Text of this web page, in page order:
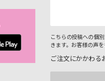
こちらの投稿への個
きます。お客様の声
ご注文にかかわる